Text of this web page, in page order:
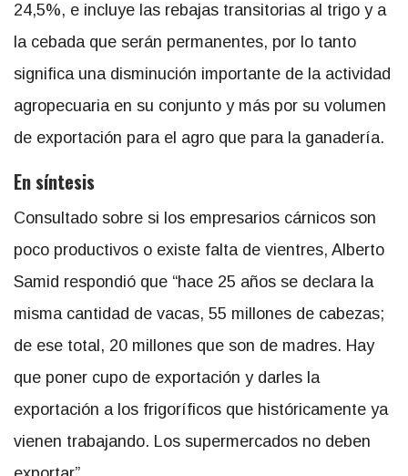
24,5%, e incluye las rebajas transitorias al trigo y a
la cebada que serán permanentes, por lo tanto
significa una disminución importante de la actividad
agropecuaria en su conjunto y más por su volumen
de exportación para el agro que para la ganadería.
En síntesis
Consultado sobre si los empresarios cárnicos son
poco productivos o existe falta de vientres, Alberto
Samid respondió que “hace 25 años se declara la
misma cantidad de vacas, 55 millones de cabezas;
de ese total, 20 millones que son de madres. Hay
que poner cupo de exportación y darles la
exportación a los frigoríficos que históricamente ya
vienen trabajando. Los supermercados no deben